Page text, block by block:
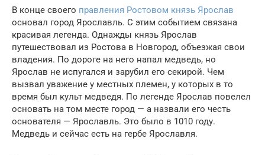
В конце своего правления Ростовом князь Ярослав
основал город Ярославль. С этим событием связана
красивая легенда. Однажды князь Ярослав
путешествовал из Ростова в Новгород, объезжая свои
владения. По дороге на него напал медведь, но
Ярослав не испугался и зарубил его секирой. Чем
вызвал уважение у местных племен, у которых в то
время был культ медведя. По легенде Ярослав повелел
основать на том месте город — а назвали его честь
основателя — Ярославль. Это было в 1010 году.
Медведь и сейчас есть на гербе Ярославля.